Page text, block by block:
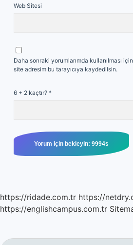
Web Sitesi
Daha sonraki yorumlarımda kullanılması
site adresim bu tarayıcıya kaydedilsin.
6 + 2 kaçtır? *
https://ridade.com.tr https://
https://englishcampus.com.tr